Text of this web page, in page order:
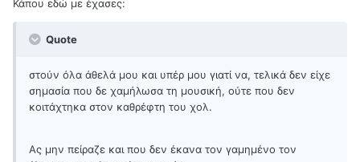
Κάπου εδώ με έχασες:
Quote
στούν όλα άθελά μου και υπέρ μου γιατί να, τελικά δεν είχε
σημασία που δε χαμήλωσα τη μουσική, ούτε που δεν
κοιτάχτηκα στον καθρέφτη του χολ.
Ας μην πείραζε και που δεν έκανα τον γαμημένο τον